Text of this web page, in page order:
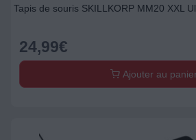
Tapis de souris SKILLKORP MM20 XXL
24,99€
Ajouter au panier